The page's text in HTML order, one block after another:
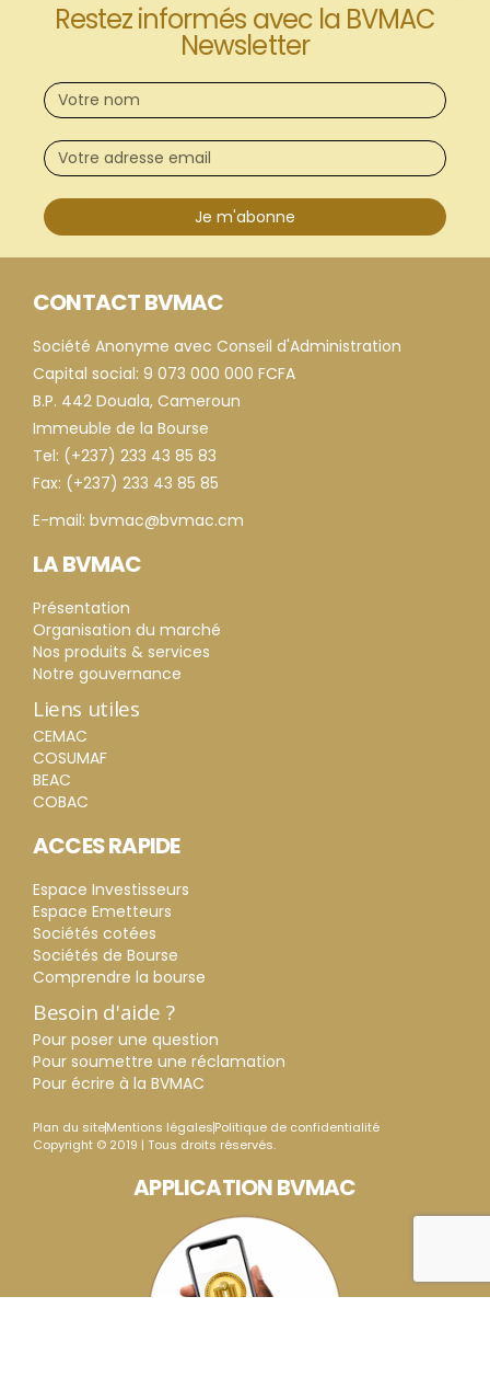
Restez informés avec la BVMAC
Newsletter
Je m'abonne
CONTACT BVMAC
Société Anonyme avec Conseil d'Administration
Capital social: 9 073 000 000 FCFA
B.P. 442 Douala, Cameroun
Immeuble de la Bourse
Tel: (+237) 233 43 85 83
Fax: (+237) 233 43 85 85
E-mail: bvmac@bvmac.cm
LA BVMAC
Présentation
Organisation du marché
Nos produits & services
Notre gouvernance
Liens utiles
CEMAC
COSUMAF
BEAC
COBAC
ACCES RAPIDE
Espace Investisseurs
Espace Emetteurs
Sociétés cotées
Sociétés de Bourse
Comprendre la bourse
Besoin d'aide ?
Pour poser une question
Pour soumettre une réclamation
Pour écrire à la BVMAC
Plan du siteMentions légalesPolitique de confidentialité
Copyright © 2019 | Tous droits réservés.
APPLICATION BVMAC